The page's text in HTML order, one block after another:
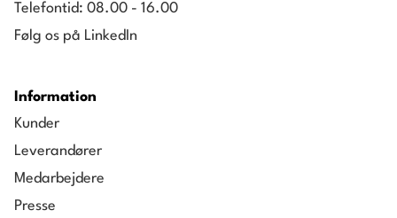
Telefontid: 08.00 - 16.00
Følg os på LinkedIn
Information
Kunder
Leverandører
Medarbejdere
Presse